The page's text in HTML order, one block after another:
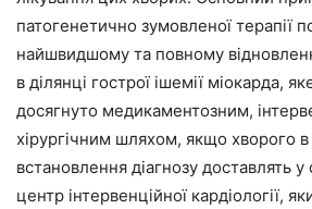
патогенетично зумовленої терапії
найшвидшому та повному
в ділянці гострої ішемії міокарда,
досягнуто медикаментозним,
хірургічним шляхом, якщо хворого в
встановлення діагнозу доставлять у
центр інтервенційної кардіології,